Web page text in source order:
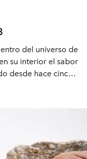
del universo de
su interior el sabor
desde hace cinco